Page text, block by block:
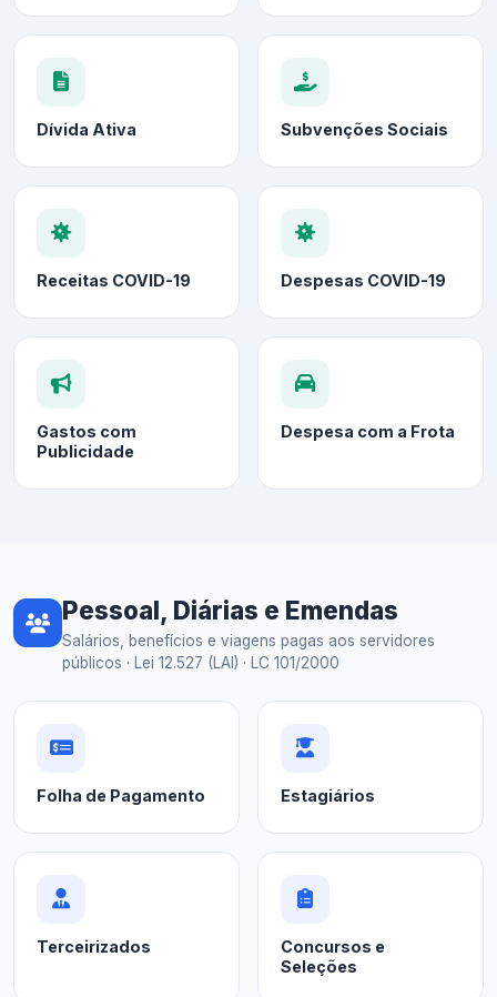
Dívida Ativa Subvenções Sociais
Receitas COVID-19 Despesas COVID-19
Gastos com
Publicidade
Despesa com a Frota
Pessoal, Diárias e Emendas
Salários, benefícios e viagens pagas aos servidores
públicos · Lei 12.527 (LAI) · LC 101/2000
Folha de Pagamento Estagiários
Terceirizados
Concursos e
Seleções